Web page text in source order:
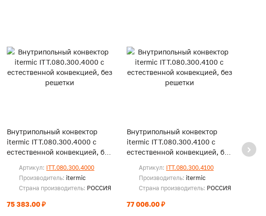
Внутрипольный конвектор
itermic ITT.080.300.4000 с
естественной конвекцией, без
Артикул: ITT.080.300.4000
Производитель: itermic
Страна производитель: РОССИЯ
75 383.00 ₽
Внутрипольный конвектор
itermic ITT.080.300.4100 с
естественной конвекцией, без
Артикул: ITT.080.300.4100
Производитель: itermic
Страна производитель: РОССИЯ
77 006.00 ₽